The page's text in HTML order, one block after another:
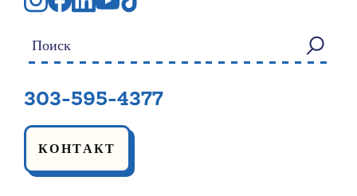
Искать:
303-595-4377
КОНТАКТ